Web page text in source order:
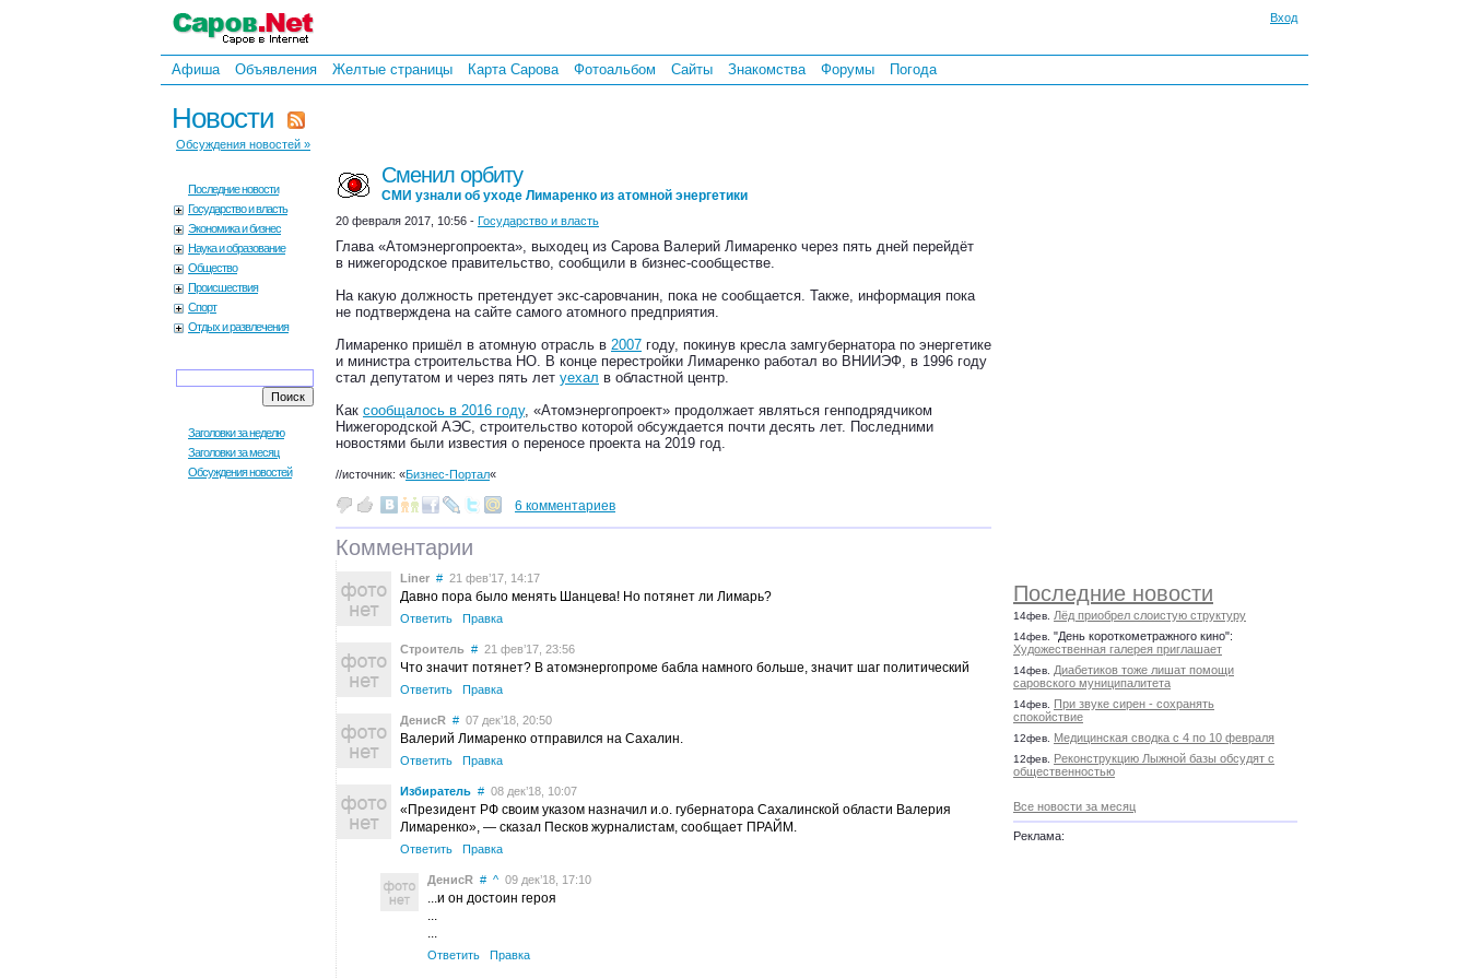
Вход
Афиша Объявления Желтые страницы Карта Сарова Фотоальбом Сайты Знакомства Форумы Погода
Новости
Обсуждения новостей »
Последние новости
14фев. Лёд приобрел слоистую структуру
14фев. "День короткометражного кино":
Художественная галерея приглашает
14фев.
Диабетиков тоже лишат помощи
саровского муниципалитета
14фев.
При звуке сирен - сохранять
спокойствие
12фев. Медицинская сводка с 4 по 10 февраля
12фев.
Реконструкцию Лыжной базы обсудят с
общественностью
Все новости за месяц
Реклама:
Последние новости
Государство и власть
Экономика и бизнес
Наука и образование
Общество
Происшествия
Спорт
Отдых и развлечения
Заголовки за неделю
Заголовки за месяц
Обсуждения новостей
Сменил орбиту
СМИ узнали об уходе Лимаренко из атомной энергетики
20 февраля 2017, 10:56 - Государство и власть
Глава «Атомэнергопроекта», выходец из Сарова Валерий Лимаренко через пять дней перейдёт
в нижегородское правительство, сообщили в бизнес-сообществе.
На какую должность претендует экс-саровчанин, пока не сообщается. Также, информация пока
не подтверждена на сайте самого атомного предприятия.
Лимаренко пришёл в атомную отрасль в 2007 году, покинув кресла замгубернатора по энергетике
и министра строительства НО. В конце перестройки Лимаренко работал во ВНИИЭФ, в 1996 году
стал депутатом и через пять лет уехал в областной центр.
Как сообщалось в 2016 году, «Атомэнергопроект» продолжает являться генподрядчиком
Нижегородской АЭС, строительство которой обсуждается почти десять лет. Последними
новостями были известия о переносе проекта на 2019 год.
//источник: «Бизнес-Портал«
6 комментариев
Комментарии
Liner # 21 фев’17, 14:17
Давно пора было менять Шанцева! Но потянет ли Лимарь?
Ответить Правка
Строитель # 21 фев’17, 23:56
Что значит потянет? В атомэнергопроме бабла намного больше, значит шаг политический
Ответить Правка
ДенисR # 07 дек’18, 20:50
Валерий Лимаренко отправился на Сахалин.
Ответить Правка
Избиратель # 08 дек’18, 10:07
«Президент РФ своим указом назначил и.о. губернатора Сахалинской области Валерия
Лимаренко», — сказал Песков журналистам, сообщает ПРАЙМ.
Ответить Правка
ДенисR # ^ 09 дек’18, 17:10
...и он достоин героя
...
...
Ответить Правка